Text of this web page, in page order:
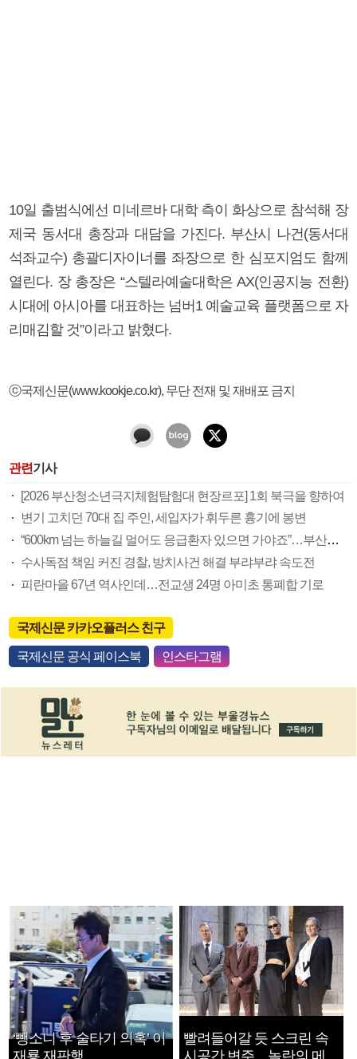
10일 출범식에선 미네르바 대학 측이 화상으로 참석해 장
제국 동서대 총장과 대담을 가진다. 부산시 나건(동서대
석좌교수) 총괄디자이너를 좌장으로 한 심포지엄도 함께
열린다. 장 총장은 “스텔라예술대학은 AX(인공지능 전환)
시대에 아시아를 대표하는 넘버1 예술교육 플랫폼으로 자
리매김할 것”이라고 밝혔다.
ⓒ국제신문(www.kookje.co.kr), 무단 전재 및 재배포 금지
관련기사
[2026 부산청소년극지체험탐험대 현장르포] 1회 북극을 향하여
변기 고치던 70대 집 주인, 세입자가 휘두른 흉기에 봉변
“600km 넘는 하늘길 멀어도 응급환자 있으면 가야죠”…부산소방항공대 활약상 눈길
수사독점 책임 커진 경찰, 방치사건 해결 부랴부랴 속도전
피란마을 67년 역사인데…전교생 24명 아미초 통폐합 기로
국제신문 카카오플러스 친구
국제신문 공식 페이스북 인스타그램
‘뺑소니 후 술타기 의혹’ 이
빨려들어갈 듯 스크린 속